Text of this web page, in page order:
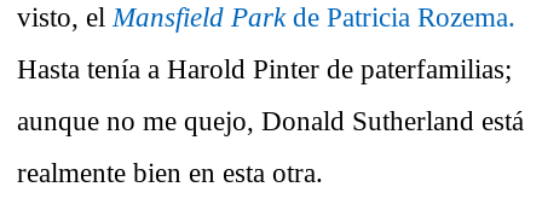
visto, el Mansfield Parkde Patricia Rozema.
Hasta tenía a Harold Pinter de paterfamilias;
aunque no me quejo, Donald Sutherland está
realmente bien en esta otra.